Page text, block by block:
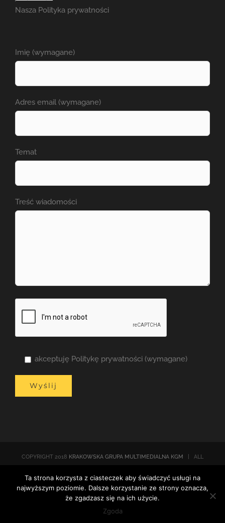
Nasza Polityka prywatności
Imię (wymagane)
Adres email (wymagane)
Temat
Treść wiadomości
akceptuję Politykę prywatności (wymagane)
COPYRIGHT 2018 KRAKOWSKA GRUPA MULTIMEDIALNA KGM
| ALL
WORDPRESS
Facebook
EmailTwitter
Ta strona korzysta z ciasteczek aby świadczyć usługi na
najwyższym poziomie. Dalsze korzystanie ze strony oznacza,
że zgadzasz się na ich użycie.
Zgoda